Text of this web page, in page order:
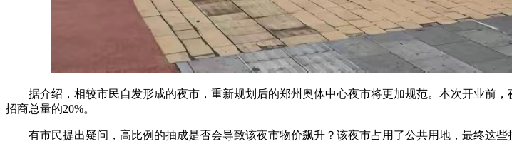
据介绍，相较市民自发形成的夜市，重新规划后的郑州奥体中心夜市将更加规范。本次开业前
招商总量的20%。
有市民提出疑问，高比例的抽成是否会导致该夜市物价飙升？该夜市占用了公共用地，最终这些